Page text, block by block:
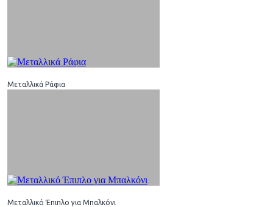
Μεταλλικά Ράφια
Μεταλλικό Έπιπλο για Μπαλκόνι